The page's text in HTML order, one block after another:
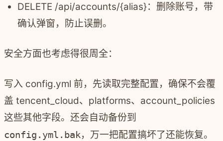
DELETE /api/accounts/{alias}：删除账号，带
确认弹窗，防止误删。
安全方面也考虑得很周全：
写入 config.yml 前，先读取完整配置，确保不会覆
盖 tencent_cloud、platforms、account_policies
这些其他字段。还会自动备份到
config.yml.bak，万一把配置搞坏了还能恢复。